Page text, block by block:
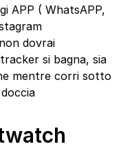
APP ( WhatsAPP,
dovrai
si bagna, sia
mentre corri sotto